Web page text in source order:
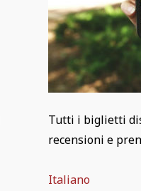
Tutti i biglietti
recensioni e
Italiano